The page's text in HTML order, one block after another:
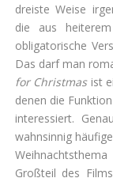
dreiste Weise
die aus
obligatorische
Das darf man
for Christmasist
denen die
interessiert.
wahnsinnig
Großteil des